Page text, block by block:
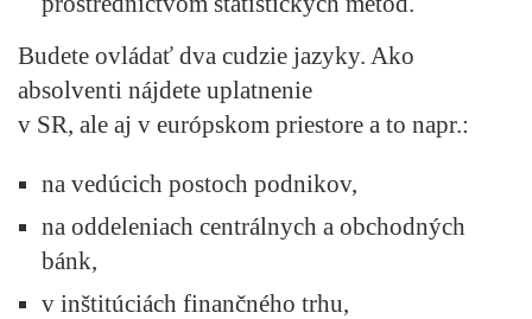
Budete ovládať dva cudzie jazyky. Ako
absolventi nájdete uplatnenie
v SR, ale aj v európskom priestore a to napr.:
na vedúcich postoch podnikov,
na oddeleniach centrálnych a obchodných
bánk,
v inštitúciách finančného trhu,